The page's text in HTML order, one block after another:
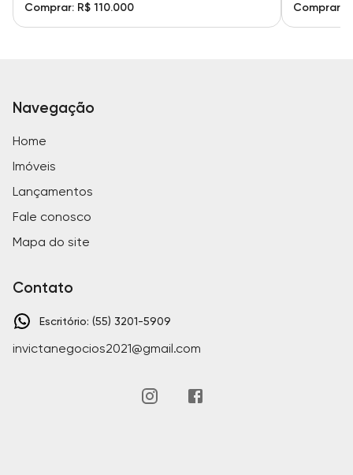
Comprar: R$ 110.000 Comprar:
Navegação
Home
Imóveis
Lançamentos
Fale conosco
Mapa do site
Contato
Escritório: (55) 3201-5909
invictanegocios2021@gmail.com